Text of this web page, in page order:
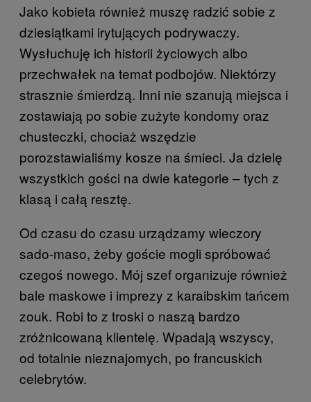
Jako kobieta również muszę radzić sobie z
dziesiątkami irytujących podrywaczy.
Wysłuchuję ich historii życiowych albo
przechwałek na temat podbojów. Niektórzy
strasznie śmierdzą. Inni nie szanują miejsca i
zostawiają po sobie zużyte kondomy oraz
chusteczki, chociaż wszędzie
porozstawialiśmy kosze na śmieci. Ja dzielę
wszystkich gości na dwie kategorie – tych z
klasą i całą resztę.
Od czasu do czasu urządzamy wieczory
sado-maso, żeby goście mogli spróbować
czegoś nowego. Mój szef organizuje również
bale maskowe i imprezy z karaibskim tańcem
zouk. Robi to z troski o naszą bardzo
zróżnicowaną klientelę. Wpadają wszyscy,
od totalnie nieznajomych, po francuskich
celebrytów.